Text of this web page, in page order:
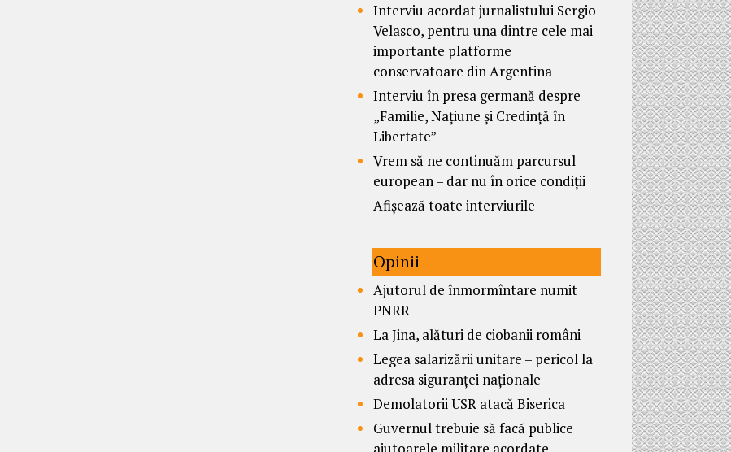
Interviu acordat jurnalistului Sergio
Velasco, pentru una dintre cele mai
importante platforme
conservatoare din Argentina
Interviu în presa germană despre
„Familie, Națiune și Credință în
Libertate”
Vrem să ne continuăm parcursul
european – dar nu în orice condiții
Afișează toate interviurile
Opinii
Ajutorul de înmormîntare numit
PNRR
La Jina, alături de ciobanii români
Legea salarizării unitare – pericol la
adresa siguranței naționale
Demolatorii USR atacă Biserica
Guvernul trebuie să facă publice